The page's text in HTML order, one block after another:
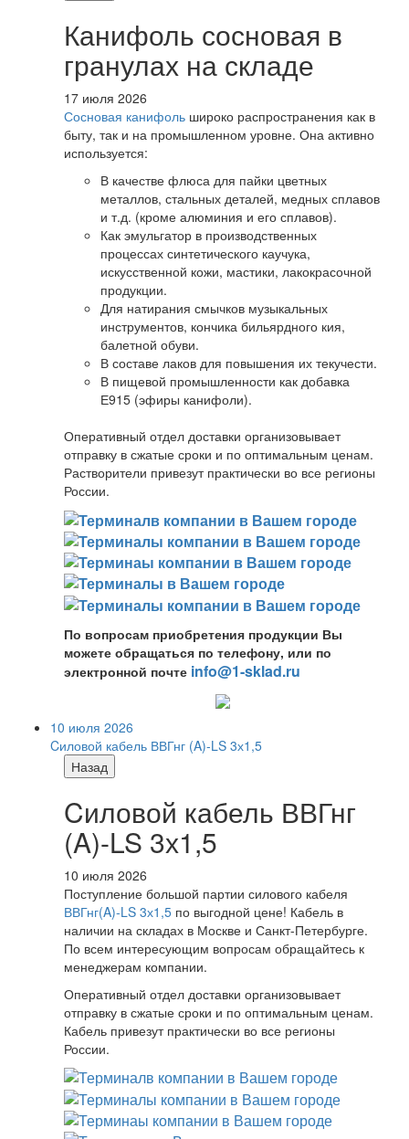
Канифоль сосновая в
гранулах на складе
17 июля 2026
Сосновая канифоль широко распространения как в
быту, так и на промышленном уровне. Она активно
используется:
В качестве флюса для пайки цветных
металлов, стальных деталей, медных сплавов
и т.д. (кроме алюминия и его сплавов).
Как эмульгатор в производственных
процессах синтетического каучука,
искусственной кожи, мастики, лакокрасочной
продукции.
Для натирания смычков музыкальных
инструментов, кончика бильярдного кия,
балетной обуви.
В составе лаков для повышения их текучести.
В пищевой промышленности как добавка
Е915 (эфиры канифоли).
Оперативный отдел доставки организовывает
отправку в сжатые сроки и по оптимальным ценам.
Растворители привезут практически во все регионы
России.
По вопросам приобретения продукции Вы
можете обращаться по телефону, или по
электронной почте info@1-sklad.ru
10 июля 2026
Cиловой кабель ВВГнг (A)-LS 3х1,5
Назад
Cиловой кабель ВВГнг
(A)-LS 3х1,5
10 июля 2026
Поступление большой партии силового кабеля
ВВГнг(A)-LS 3х1,5 по выгодной цене! Кабель в
наличии на складах в Москве и Санкт-Петербурге.
По всем интересующим вопросам обращайтесь к
менеджерам компании.
Оперативный отдел доставки организовывает
отправку в сжатые сроки и по оптимальным ценам.
Кабель привезут практически во все регионы
России.